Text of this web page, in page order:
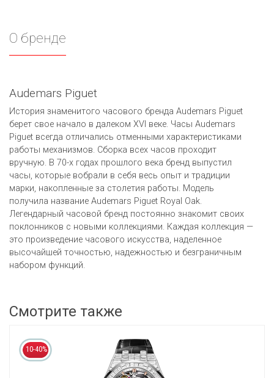
О бренде
Audemars Piguet
История знаменитого часового бренда Audemars Piguet
берет свое начало в далеком XVI веке. Часы Audemars
Piguet всегда отличались отменными характеристиками
работы механизмов. Сборка всех часов проходит
вручную. В 70-х годах прошлого века бренд выпустил
часы, которые вобрали в себя весь опыт и традиции
марки, накопленные за столетия работы. Модель
получила название Audemars Piguet Royal Oak.
Легендарный часовой бренд постоянно знакомит своих
поклонников с новыми коллекциями. Каждая коллекция —
это произведение часового искусства, наделенное
высочайшей точностью, надежностью и безграничным
набором функций.
Смотрите также
10-40%